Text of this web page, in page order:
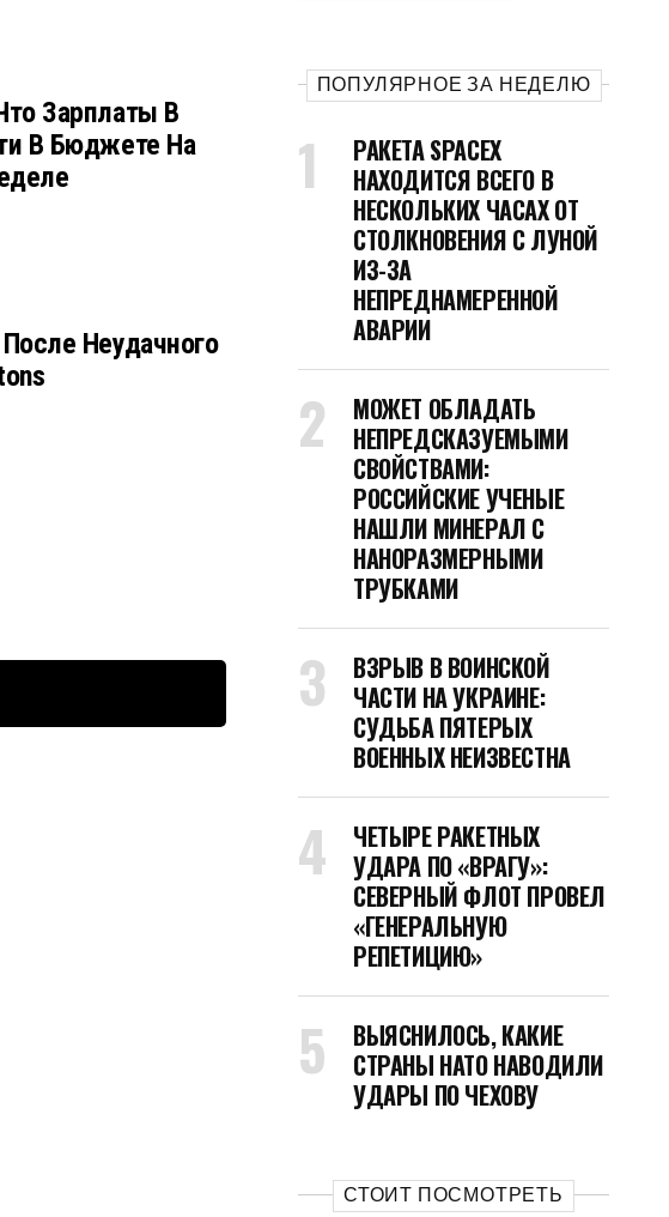
Зарплаты В
В Бюджете На
Неудачного
ПОПУЛЯРНОЕ ЗА НЕДЕЛЮ
РАКЕТА SPACEX
НАХОДИТСЯ ВСЕГО В
НЕСКОЛЬКИХ ЧАСАХ ОТ
СТОЛКНОВЕНИЯ С ЛУНОЙ
ИЗ-ЗА
НЕПРЕДНАМЕРЕННОЙ
АВАРИИ
МОЖЕТ ОБЛАДАТЬ
НЕПРЕДСКАЗУЕМЫМИ
СВОЙСТВАМИ:
РОССИЙСКИЕ УЧЕНЫЕ
НАШЛИ МИНЕРАЛ С
НАНОРАЗМЕРНЫМИ
ТРУБКАМИ
ВЗРЫВ В ВОИНСКОЙ
ЧАСТИ НА УКРАИНЕ:
СУДЬБА ПЯТЕРЫХ
ВОЕННЫХ НЕИЗВЕСТНА
ЧЕТЫРЕ РАКЕТНЫХ
УДАРА ПО «ВРАГУ»:
СЕВЕРНЫЙ ФЛОТ ПРОВЕЛ
«ГЕНЕРАЛЬНУЮ
РЕПЕТИЦИЮ»
ВЫЯСНИЛОСЬ, КАКИЕ
СТРАНЫ НАТО НАВОДИЛИ
УДАРЫ ПО ЧЕХОВУ
СТОИТ ПОСМОТРЕТЬ